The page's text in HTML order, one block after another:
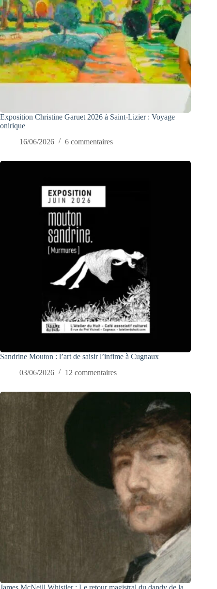
Exposition Christine Garuet 2026 à Saint-Lizier : Voyage
onirique
16/06/2026
6 commentaires
Sandrine Mouton : l’art de saisir l’infime à Cugnaux
03/06/2026
12 commentaires
James McNeill Whistler : Le retour magistral du dandy de la